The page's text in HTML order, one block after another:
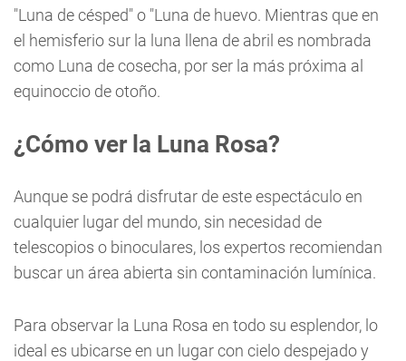
"Luna de césped" o "Luna de huevo. Mientras que en
el hemisferio sur la luna llena de abril es nombrada
como Luna de cosecha, por ser la más próxima al
equinoccio de otoño.
¿Cómo ver la Luna Rosa?
Aunque se podrá disfrutar de este espectáculo en
cualquier lugar del mundo, sin necesidad de
telescopios o binoculares, los expertos recomiendan
buscar un área abierta sin contaminación lumínica.
Para observar la Luna Rosa en todo su esplendor, lo
ideal es ubicarse en un lugar con cielo despejado y